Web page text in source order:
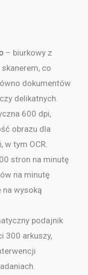
– biurkowy z
co
dokumentów
delikatnych.
600 dpi,
obrazu dla
tym OCR.
stron na minutę
na minutę
na wysoką
podajnik
300 arkuszy,